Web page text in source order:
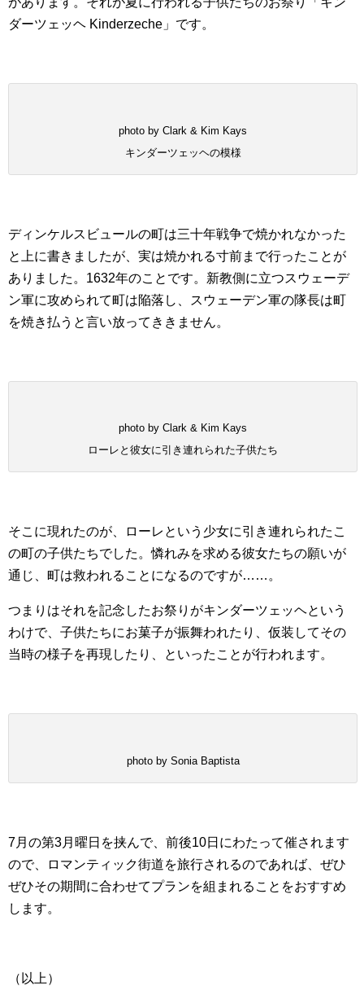
ダーツェッヘ Kinderzeche」です。
photo by Clark & Kim Kays
キンダーツェッヘの模様
ディンケルスビュールの町は三十年戦争で焼かれなかった
と上に書きましたが、実は焼かれる寸前まで行ったことが
ありました。1632年のことです。新教側に立つスウェーデ
ン軍に攻められて町は陥落し、スウェーデン軍の隊長は町
を焼き払うと言い放ってききません。
photo by Clark & Kim Kays
ローレと彼女に引き連れられた子供たち
そこに現れたのが、ローレという少女に引き連れられたこ
の町の子供たちでした。憐れみを求める彼女たちの願いが
通じ、町は救われることになるのですが……。
つまりはそれを記念したお祭りがキンダーツェッヘという
わけで、子供たちにお菓子が振舞われたり、仮装してその
当時の様子を再現したり、といったことが行われます。
photo by Sonia Baptista
7月の第3月曜日を挟んで、前後10日にわたって催されます
ので、ロマンティック街道を旅行されるのであれば、ぜひ
ぜひその期間に合わせてプランを組まれることをおすすめ
します。
（以上）